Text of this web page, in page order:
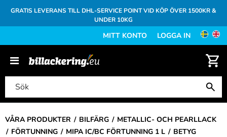
GRATIS LEVERANS TILL DHL-SERVICE POINT VID KÖP ÖVER 1500KR &
UNDER 10KG
MITT KONTO LOGGA IN
VÅRA PRODUKTER BILFÄRG
METALLIC- OCH PEARLLACK
FÖRTUNNING
MIPA IC/BC FÖRTUNNING 1 L BETYG